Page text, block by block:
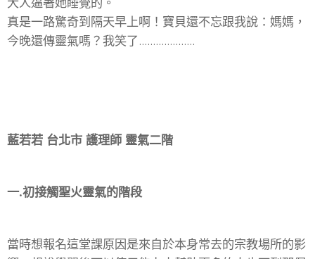
真是一路驚奇到隔天早上啊！寶貝還不忘跟我說：媽媽，
今晚還傳靈氣嗎？我笑了....................
藍若若 台北市 護理師 靈氣二階
一.初接觸聖火靈氣的階段
當時想報名這堂課原因是來自於本身常去的宗教場所的影